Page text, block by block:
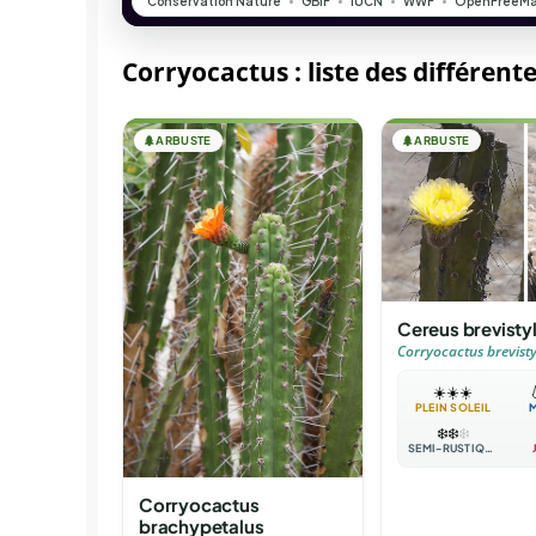
Corryocactus : liste des
🌲ARBUSTE
Corryocactus
brachypetalus
🌲ARBUSTE
Cereus
Corryocactus
☀️☀️☀️
PLEIN SOLEIL
❄️❄️❄️
SEMI-RUSTIQUE